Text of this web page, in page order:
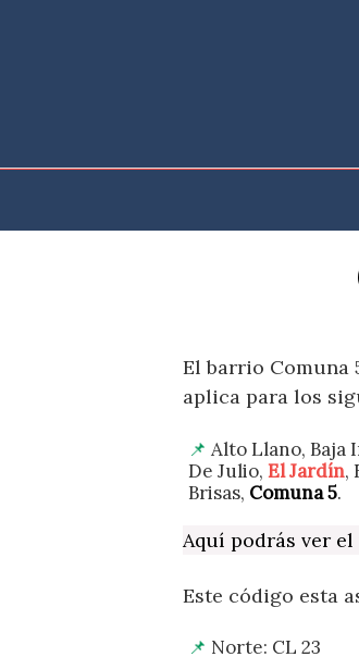
El barrio Comuna
aplica para los
Alto Llano, Baja
De Julio, El Jardín,
Brisas, Comuna 5.
Aquí podrás ver el
Este código esta
Norte: CL 23